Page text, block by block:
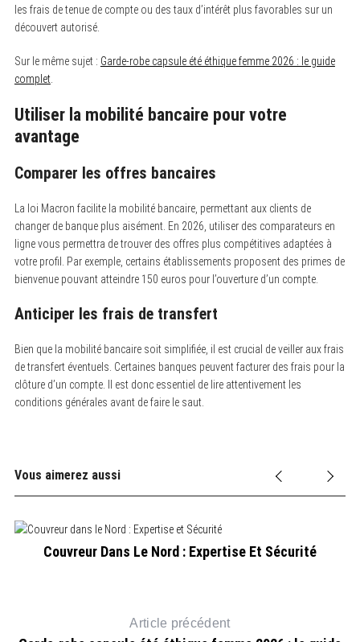
les frais de tenue de compte ou des taux d’intérêt plus favorables sur un
découvert autorisé.
Sur le même sujet : Garde-robe capsule été éthique femme 2026 : le guide
complet.
Utiliser la mobilité bancaire pour votre
avantage
Comparer les offres bancaires
La loi Macron facilite la mobilité bancaire, permettant aux clients de
changer de banque plus aisément. En 2026, utiliser des comparateurs en
ligne vous permettra de trouver des offres plus compétitives adaptées à
votre profil. Par exemple, certains établissements proposent des primes de
bienvenue pouvant atteindre 150 euros pour l’ouverture d’un compte.
Anticiper les frais de transfert
Bien que la mobilité bancaire soit simplifiée, il est crucial de veiller aux frais
de transfert éventuels. Certaines banques peuvent facturer des frais pour la
clôture d’un compte. Il est donc essentiel de lire attentivement les
conditions générales avant de faire le saut.
Vous aimerez aussi
Couvreur Dans Le Nord : Expertise Et Sécurité
Article précédent
S
e
c
r
: